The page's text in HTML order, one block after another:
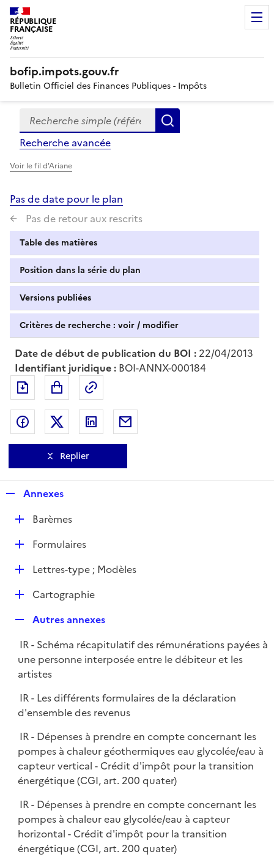
RÉPUBLIQUE
FRANÇAISE
bofip.impots.gouv.fr
Bulletin Officiel des Finances Publiques - Impôts
Formulaire
de
recherche
Recherche simple (références, mots clés, partie du
Recherche avancée
Voir le fil d'Ariane
Pas de date pour le plan
Pas de retour aux rescrits
Table des matières
Position dans la série du plan
Versions publiées
Critères de recherche : voir / modifier
Date de début de publication du BOI : 22/04/2013
Identifiant juridique : BOI-ANNX-000184
Exporter le document au format pdf
Partager sur Facebook
Partager sur Twitter
Partager sur LinkedIn
Replier
p
l
i
e
Annexes
DBarèmes
DFormulaires
D
e
r
Lettres-type ; Modèles
D
p
l
i
e
r
Cartographie
p
l
i
e
Autres annexes
IR - Schéma récapitulatif des rémunérations payées à
une personne interposée entre le débiteur et les
artistes
IR - Les différents formulaires de la déclaration
d'ensemble des revenus
IR - Dépenses à prendre en compte concernant les
pompes à chaleur géothermiques eau glycolée/eau à
capteur vertical - Crédit d'impôt pour la transition
énergétique (CGI, art. 200 quater)
IR - Dépenses à prendre en compte concernant les
pompes à chaleur eau glycolée/eau à capteur
horizontal - Crédit d'impôt pour la transition
énergétique (CGI, art. 200 quater)